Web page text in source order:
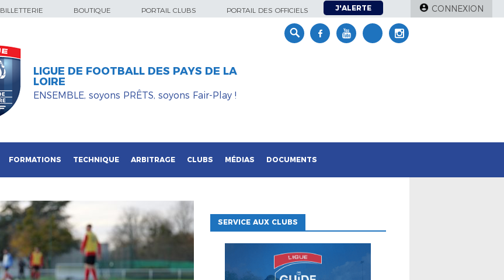
BILLETTERIE BOUTIQUE PORTAIL CLUBS PORTAIL DES OFFICIELS J'ALERTE CONNEXION
LIGUE DE FOOTBALL DES PAYS DE LA
LOIRE
ENSEMBLE, soyons PRÊTS, soyons Fair-Play !
FORMATIONS TECHNIQUE ARBITRAGE CLUBS MÉDIAS DOCUMENTS
SERVICE AUX CLUBS